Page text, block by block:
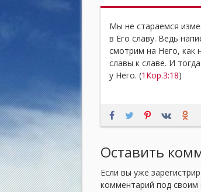
Мы не стараемся
в Его славу. Ведь
смотрим на Него,
славы к славе. И
у Него. (1Кор.3:18)
Оставить
Если вы уже
комментарий под своим